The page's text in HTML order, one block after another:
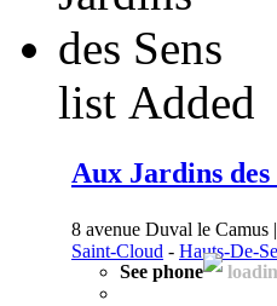
list Added
Aux Jardins des
8 avenue Duval le Camus
Saint-Cloud - Hauts-De-
See phone